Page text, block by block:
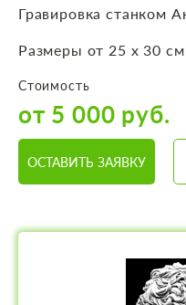
Гравировка станком
Размеры от 25 х 30
Стоимость
от 5 000 руб.
ОСТАВИТЬ ЗАЯВКУ